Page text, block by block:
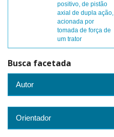
positivo, de pistão
axial de dupla ação,
acionada por
tomada de força de
um trator
Busca facetada
Autor
Orientador